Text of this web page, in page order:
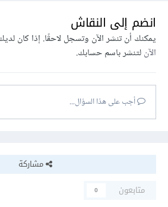
انضم إلى النقاش
يمكنك أن تنشر الآن وتسجل لاحقًا. إذا كان
الآنلتنشر باسم حسابك.
أجب على هذا السؤال...
مشاركة
متابعون
0